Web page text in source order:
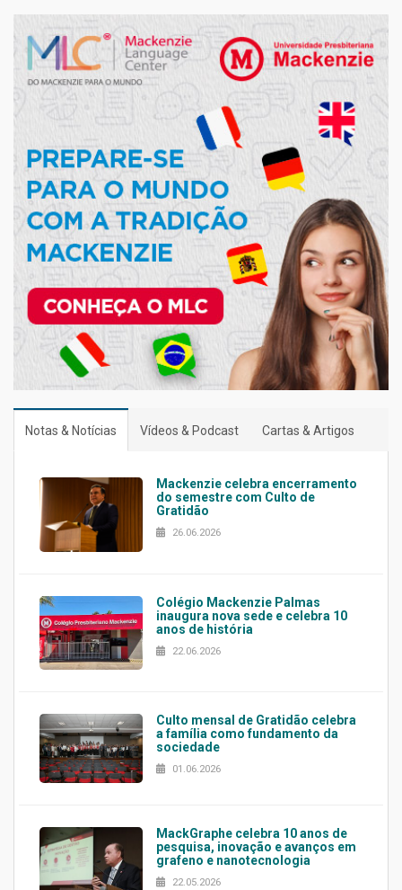
Notas & Notícias Vídeos & Podcast Cartas & Artigos
Mackenzie celebra encerramento
do semestre com Culto de
Gratidão
26.06.2026
Colégio Mackenzie Palmas
inaugura nova sede e celebra 10
anos de história
22.06.2026
Culto mensal de Gratidão celebra
a família como fundamento da
sociedade
01.06.2026
MackGraphe celebra 10 anos de
pesquisa, inovação e avanços em
grafeno e nanotecnologia
22.05.2026